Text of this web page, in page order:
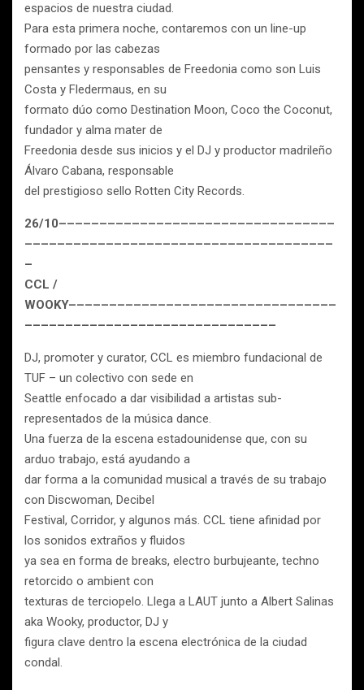
espacios de nuestra ciudad.
Para esta primera noche, contaremos con un line-up
formado por las cabezas
pensantes y responsables de Freedonia como son Luis
Costa y Fledermaus, en su
formato dúo como Destination Moon, Coco the Coconut,
fundador y alma mater de
Freedonia desde sus inicios y el DJ y productor madrileño
Álvaro Cabana, responsable
del prestigioso sello Rotten City Records.
26/10––––––––––––––––––––––––––––––––––
––––––––––––––––––––––––––––––––––––––
–
CCL /
WOOKY–––––––––––––––––––––––––––––––––
–––––––––––––––––––––––––––––––
DJ, promoter y curator, CCL es miembro fundacional de
TUF – un colectivo con sede en
Seattle enfocado a dar visibilidad a artistas sub-
representados de la música dance.
Una fuerza de la escena estadounidense que, con su
arduo trabajo, está ayudando a
dar forma a la comunidad musical a través de su trabajo
con Discwoman, Decibel
Festival, Corridor, y algunos más. CCL tiene afinidad por
los sonidos extraños y fluidos
ya sea en forma de breaks, electro burbujeante, techno
retorcido o ambient con
texturas de terciopelo. Llega a LAUT junto a Albert Salinas
aka Wooky, productor, DJ y
figura clave dentro la escena electrónica de la ciudad
condal.